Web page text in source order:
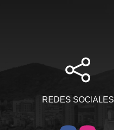
REDES SOCIALES